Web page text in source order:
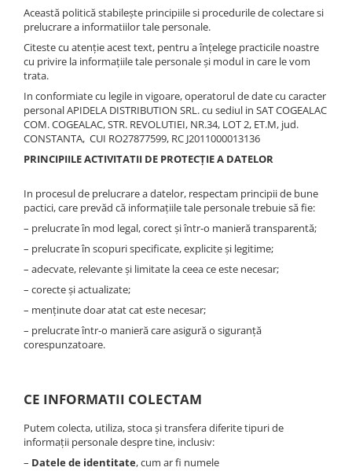
Această politică stabilește principiile si procedurile de colectare si
prelucrare a informatiilor tale personale.
Citeste cu atenție acest text, pentru a înțelege practicile noastre
cu privire la informațiile tale personale și modul in care le vom
trata.
In conformiate cu legile in vigoare, operatorul de date cu caracter
personal APIDELA DISTRIBUTION SRL. cu sediul in SAT COGEALAC
COM. COGEALAC, STR. REVOLUTIEI, NR.34, LOT 2, ET.M, jud.
CONSTANTA, CUI RO27877599, RC J2011000013136
PRINCIPIILE ACTIVITATII DE PROTECȚIE A DATELOR
In procesul de prelucrare a datelor, respectam principii de bune
pactici, care prevăd că informațiile tale personale trebuie să fie:
– prelucrate în mod legal, corect și într-o manieră transparentă;
– prelucrate în scopuri specificate, explicite și legitime;
– adecvate, relevante și limitate la ceea ce este necesar;
– corecte și actualizate;
– menținute doar atat cat este necesar;
– prelucrate într-o manieră care asigură o siguranță
corespunzatoare.
CE INFORMATII COLECTAM
Putem colecta, utiliza, stoca și transfera diferite tipuri de
informații personale despre tine, inclusiv:
– Datele de identitate, cum ar fi numele